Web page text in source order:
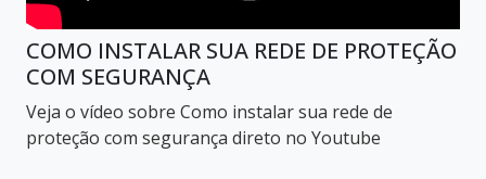
COMO INSTALAR SUA REDE DE PROTEÇÃO
COM SEGURANÇA
Veja o vídeo sobre Como instalar sua rede de
proteção com segurança direto no Youtube